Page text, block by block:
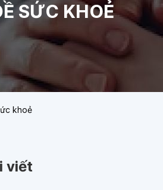
SỨC KHOẺ
khoẻ
viết